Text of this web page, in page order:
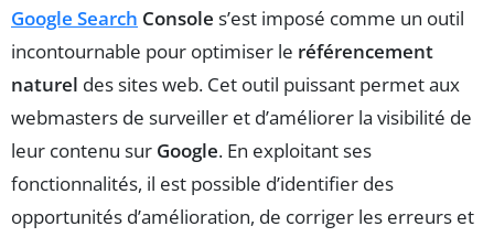
Google Search Console s’est imposé comme un outil
incontournable pour optimiser le référencement
naturel des sites web. Cet outil puissant permet aux
webmasters de surveiller et d’améliorer la visibilité de
leur contenu sur Google. En exploitant ses
fonctionnalités, il est possible d’identifier des
opportunités d’amélioration, de corriger les erreurs et